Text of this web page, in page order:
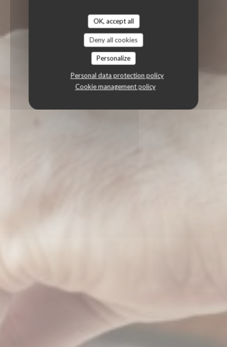
OK, accept all
Deny all cookies
Personalize
Personal data protection policy
Cookie management policy